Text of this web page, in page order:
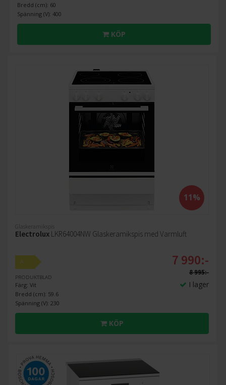
Bredd (cm): 60
Spänning (V): 400
KÖP
11%
Glaskeramikspis
Electrolux LKR64004NW Glaskeramikspis med Varmluft
A
PRODUKTBLAD
Färg: Vit
Bredd (cm): 59.6
Spänning (V): 230
7 990:-
8 995:-
I lager
KÖP